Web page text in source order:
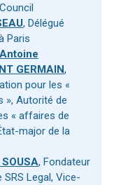
, Délégué
Paris
GERMAIN,
pour les «
», Autorité de
« affaires de
major de la
, Fondateur
Legal, Vice-